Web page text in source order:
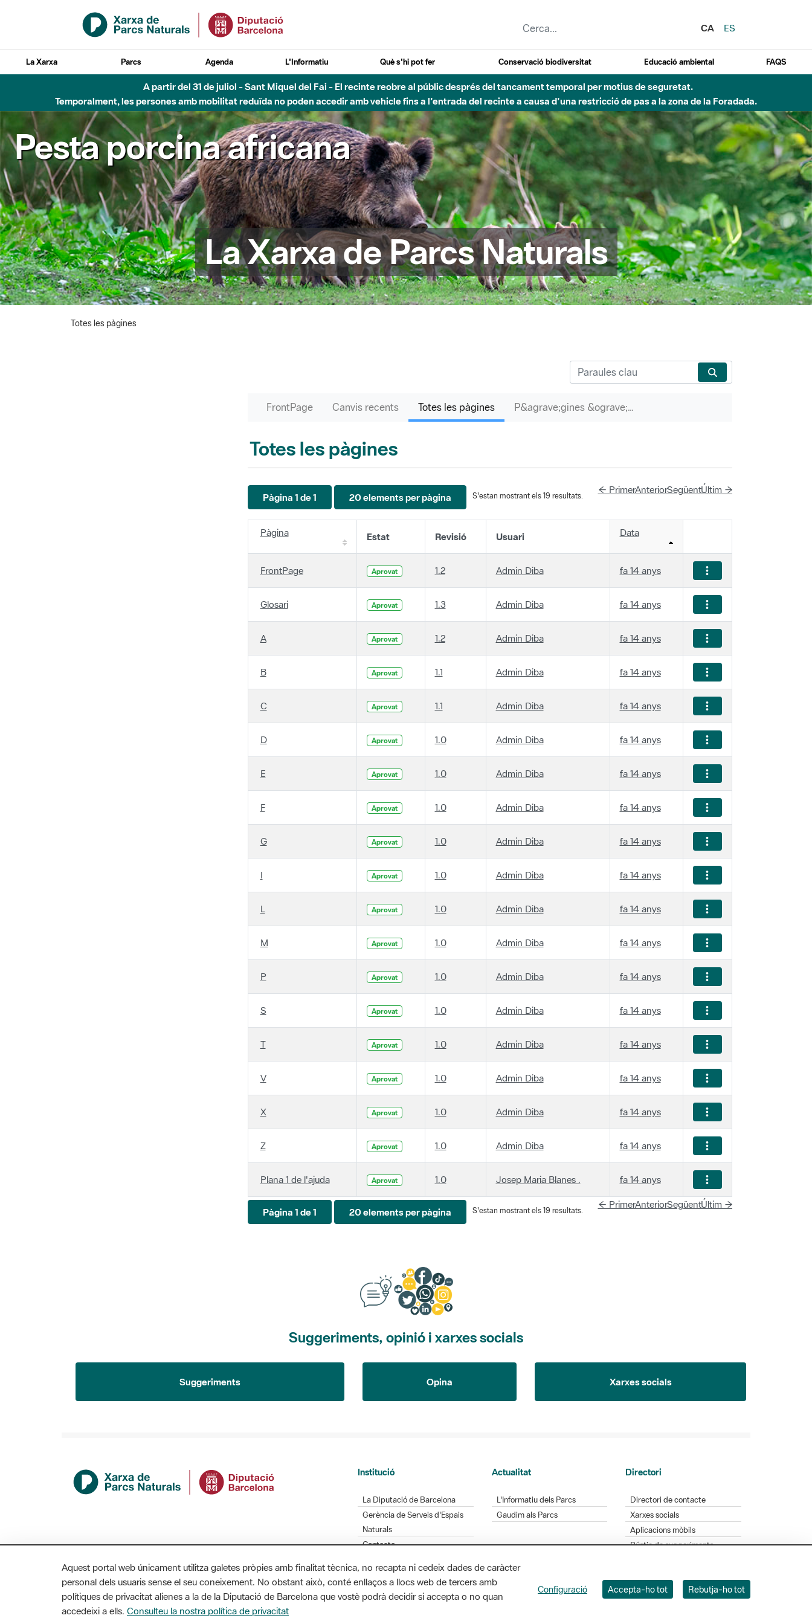
Salta al contingut principal
CA
ES
La Xarxa Parcs Agenda L'Informatiu Què s'hi pot fer Conservació biodiversitat Educació ambiental FAQS
A partir del 31 de juliol - Sant Miquel del Fai - El recinte reobre al públic després del tancament temporal per motius de seguretat.
Temporalment, les persones amb mobilitat reduïda no poden accedir amb vehicle fins a l'entrada del recinte a causa d'una restricció de pas a la zona de la Foradada.
Pesta porcina africana
La Xarxa de Parcs Naturals
Totes les pàgines
FrontPage Canvis recents Totes les pàgines P&agrave;gines &ograve;rfenes
Totes les pàgines
Pàgina 1 de 1 20 elements per pàgina S'estan mostrant els 19 resultats.
← PrimerAnteriorSegüentÚltim →
Pàgina Estat Revisió Usuari Data
FrontPage Aprovat 1.2 Admin Diba fa 14 anys
Glosari Aprovat 1.3 Admin Diba fa 14 anys
A Aprovat 1.2 Admin Diba fa 14 anys
B Aprovat 1.1 Admin Diba fa 14 anys
C Aprovat 1.1 Admin Diba fa 14 anys
D Aprovat 1.0 Admin Diba fa 14 anys
E Aprovat 1.0 Admin Diba fa 14 anys
F Aprovat 1.0 Admin Diba fa 14 anys
G Aprovat 1.0 Admin Diba fa 14 anys
I Aprovat 1.0 Admin Diba fa 14 anys
L Aprovat 1.0 Admin Diba fa 14 anys
M Aprovat 1.0 Admin Diba fa 14 anys
P Aprovat 1.0 Admin Diba fa 14 anys
S Aprovat 1.0 Admin Diba fa 14 anys
T Aprovat 1.0 Admin Diba fa 14 anys
V Aprovat 1.0 Admin Diba fa 14 anys
X Aprovat 1.0 Admin Diba fa 14 anys
Z Aprovat 1.0 Admin Diba fa 14 anys
Plana 1 de l'ajuda Aprovat 1.0 Josep Maria Blanes . fa 14 anys
Pàgina 1 de 1 20 elements per pàgina S'estan mostrant els 19 resultats.
← PrimerAnteriorSegüentÚltim →
Suggeriments, opinió i xarxes socials
Suggeriments Opina Xarxes socials
Institució
La Diputació de Barcelona
Gerència de Serveis d'Espais
Naturals
Contacte
Actualitat
L'Informatiu dels Parcs
Gaudim als Parcs
Directori
Directori de contacte
Xarxes socials
Aplicacions mòbils
Bústia de suggeriments
Diputació de Barcelona. Edifici Llacuna, 1a planta. Badajoz, 49. 08005 Barcelona. Tel. 934 022 428
Aquest portal web únicament utilitza galetes pròpies amb finalitat tècnica, no recapta ni cedeix dades de caràcter
personal dels usuaris sense el seu coneixement. No obstant això, conté enllaços a llocs web de tercers amb
polítiques de privacitat alienes a la de la Diputació de Barcelona que vostè podrà decidir si accepta o no quan
accedeixi a ells. Consulteu la nostra política de privacitat
Configuració Accepta-ho tot Rebutja-ho tot